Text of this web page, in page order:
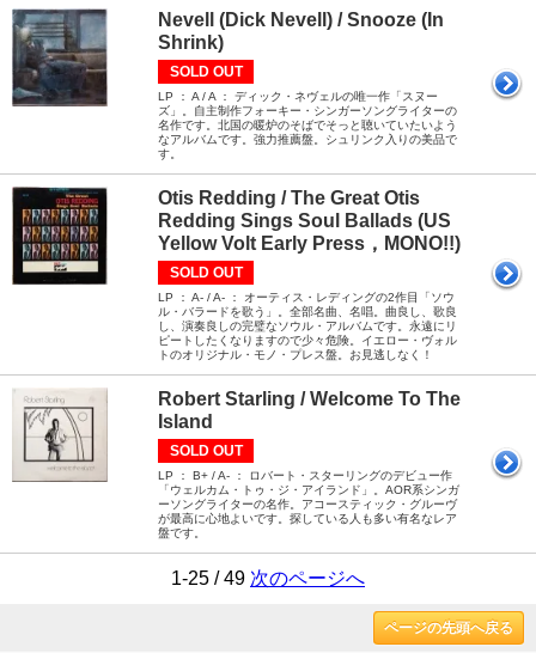
Nevell (Dick Nevell) / Snooze (In
Shrink)
SOLD OUT
LP ： A / A ： ディック・ネヴェルの唯一作「スヌー
ズ」。自主制作フォーキー・シンガーソングライターの
名作です。北国の暖炉のそばでそっと聴いていたいよう
なアルバムです。強力推薦盤。シュリンク入りの美品で
す。
Otis Redding / The Great Otis
Redding Sings Soul Ballads (US
Yellow Volt Early Press，MONO!!)
SOLD OUT
LP ： A- / A- ： オーティス・レディングの2作目「ソウ
ル・バラードを歌う」。全部名曲、名唱。曲良し、歌良
し、演奏良しの完璧なソウル・アルバムです。永遠にリ
ピートしたくなりますので少々危険。イエロー・ヴォル
トのオリジナル・モノ・プレス盤。お見逃しなく！
Robert Starling / Welcome To The
Island
SOLD OUT
LP ： B+ / A- ： ロバート・スターリングのデビュー作
「ウェルカム・トゥ・ジ・アイランド」。AOR系シンガ
ーソングライターの名作。アコースティック・グルーヴ
が最高に心地よいです。探している人も多い有名なレア
盤です。
1-25 / 49 次のページへ
ページの先頭へ戻る